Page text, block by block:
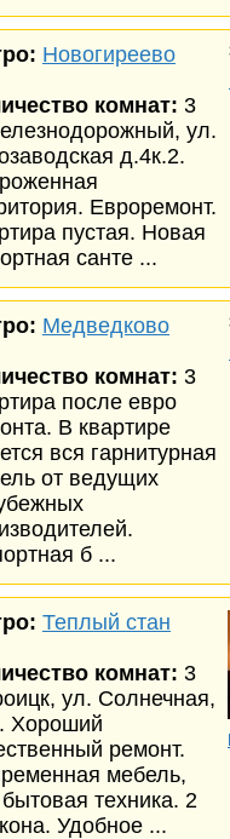
Новогиреево
комнат: 3
ул.
д.4к.2.
Евроремонт.
пустая. Новая
санте ...
Медведково
комнат: 3
после евро
В квартире
вся гарнитурная
от ведущих
б ...
Теплый стан
комнат: 3
ул. Солнечная,
Хороший
ремонт.
мебель,
техника. 2
Удобное ...